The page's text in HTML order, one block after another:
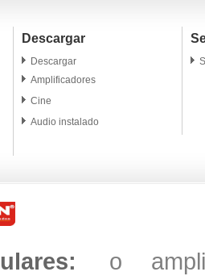
Descargar
Descargar
Amplificadores
Cine
Audio instalado
o